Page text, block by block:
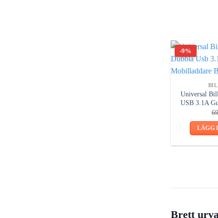
-9%
Universal
USB 3.1A
69
LÄGG
Brett